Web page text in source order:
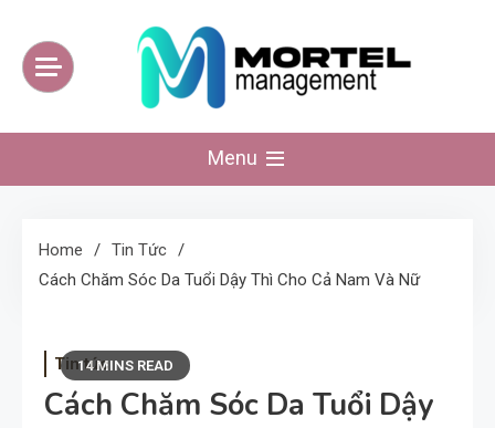
content
Menu
Home
Tin Tức
Cách Chăm Sóc Da Tuổi Dậy Thì Cho Cả Nam Và Nữ
14 MINS READ
Tin tức
Cách Chăm Sóc Da Tuổi Dậy